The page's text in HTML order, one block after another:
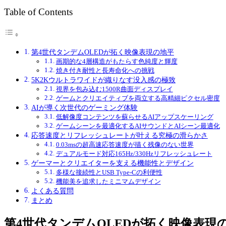
Table of Contents
第4世代タンデムOLEDが拓く映像表現の地平
画期的な4層構造がもたらす色純度と輝度
焼き付き耐性と長寿命化への挑戦
5K2Kウルトラワイドが織りなす没入感の極致
視界を包み込む1500R曲面ディスプレイ
ゲームとクリエイティブを両立する高精細ピクセル密度
AIが導く次世代のゲーミング体験
低解像度コンテンツを蘇らせるAIアップスケーリング
ゲームシーンを最適化するAIサウンドとAIシーン最適化
応答速度とリフレッシュレートが叶える究極の滑らかさ
0.03msの超高速応答速度が描く残像のない世界
デュアルモード対応165Hz/330Hzリフレッシュレート
ゲーマーとクリエイターを支える機能性とデザイン
多様な接続性とUSB Type-Cの利便性
機能美を追求したミニマムデザイン
よくある質問
まとめ